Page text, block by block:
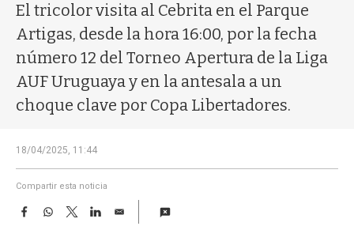
El tricolor visita al Cebrita en el Parque
Artigas, desde la hora 16:00, por la fecha
número 12 del Torneo Apertura de la Liga
AUF Uruguaya y en la antesala a un
choque clave por Copa Libertadores.
18/04/2025, 11:44
Compartir esta noticia
F
W
T
w
L
E